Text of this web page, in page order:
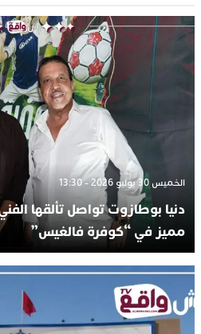
الخميس 30 يوليو 2026 - 13:30
دنيا بوطازوت تواصل تألقها
مميز في “كوفرة فالغيس”